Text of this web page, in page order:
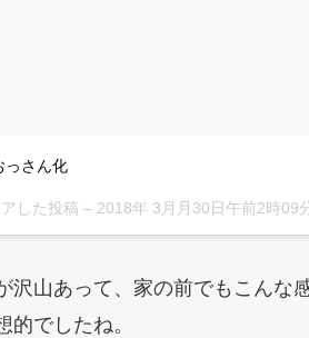
っさん化
した投稿 – 2018年 3月月30日午前2時09
沢山あって、家の前でもこんな
でしたね。